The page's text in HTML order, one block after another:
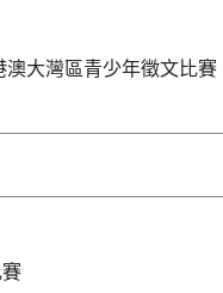
大灣區青少年徵文比賽